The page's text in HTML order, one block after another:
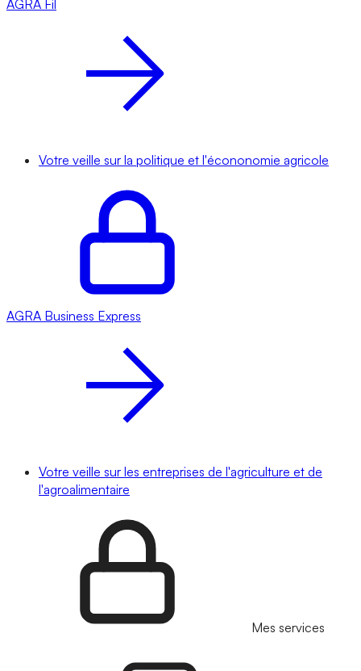
AGRA Fil
Votre veille sur la politique et l'écononomie agricole
AGRA Business Express
Votre veille sur les entreprises de l'agriculture et de
l'agroalimentaire
Mes services